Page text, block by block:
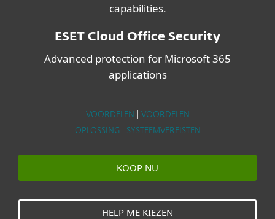
capabilities.
ESET Cloud Office Security
Advanced protection for Microsoft 365
applications
VOORDELEN
VOORDELEN
OPLOSSING
SYSTEEMVEREISTEN
KOOP NU
HELP ME KIEZEN